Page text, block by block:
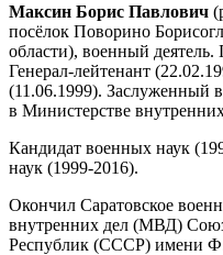
Максин Борис Павлович
посёлок Поворино
области), военный деятель.
Генерал-лейтенант
(11.06.1999). Заслуженный
в Министерстве
Кандидат военных наук
наук (1999-2016).
Окончил Саратовское
внутренних дел (МВД)
Республик (СССР) имени